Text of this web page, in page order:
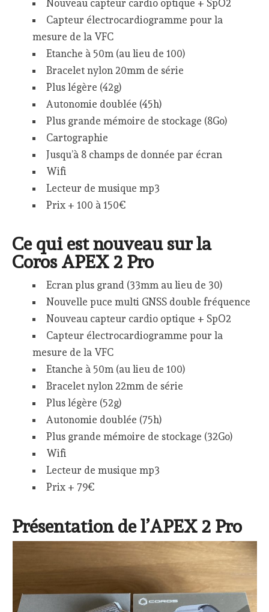
Nouveau capteur cardio optique + SpO2
Capteur électrocardiogramme pour la
mesure de la VFC
Etanche à 50m (au lieu de 100)
Bracelet nylon 20mm de série
Plus légère (42g)
Autonomie doublée (45h)
Plus grande mémoire de stockage (8Go)
Cartographie
Jusqu’à 8 champs de donnée par écran
Wifi
Lecteur de musique mp3
Prix + 100 à 150€
Ce qui est nouveau sur la
Coros APEX 2 Pro
Ecran plus grand (33mm au lieu de 30)
Nouvelle puce multi GNSS double fréquence
Nouveau capteur cardio optique + SpO2
Capteur électrocardiogramme pour la
mesure de la VFC
Etanche à 50m (au lieu de 100)
Bracelet nylon 22mm de série
Plus légère (52g)
Autonomie doublée (75h)
Plus grande mémoire de stockage (32Go)
Wifi
Lecteur de musique mp3
Prix + 79€
Présentation de l’APEX 2 Pro